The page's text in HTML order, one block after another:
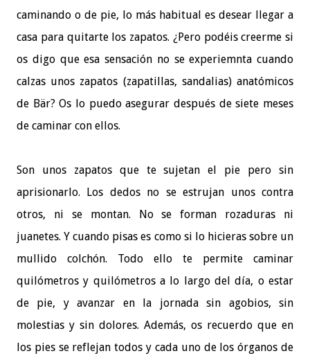
caminando o de pie, lo más habitual es desear llegar a
casa para quitarte los zapatos. ¿Pero podéis creerme si
os digo que esa sensación no se experiemnta cuando
calzas unos zapatos (zapatillas, sandalias) anatómicos
de Bär? Os lo puedo asegurar después de siete meses
de caminar con ellos.
Son unos zapatos que te sujetan el pie pero sin
aprisionarlo. Los dedos no se estrujan unos contra
otros, ni se montan. No se forman rozaduras ni
juanetes. Y cuando pisas es como si lo hicieras sobre un
mullido colchón. Todo ello te permite caminar
quilómetros y quilómetros a lo largo del día, o estar
de pie, y avanzar en la jornada sin agobios, sin
molestias y sin dolores. Además, os recuerdo que en
los pies se reflejan todos y cada uno de los órganos de